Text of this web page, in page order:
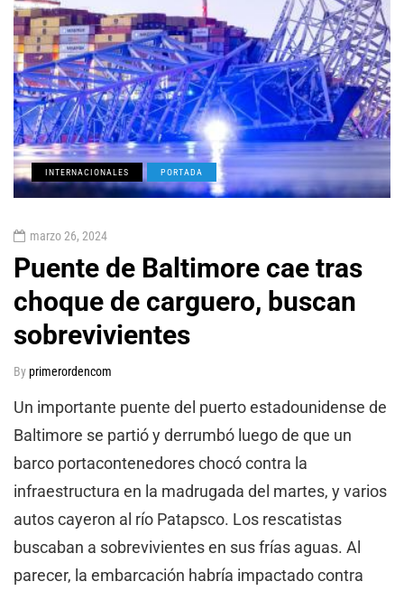
INTERNACIONALES PORTADA
marzo 26, 2024
Puente de Baltimore cae tras
choque de carguero, buscan
sobrevivientes
Byprimerordencom
Un importante puente del puerto estadounidense de
Baltimore se partió y derrumbó luego de que un
barco portacontenedores chocó contra la
infraestructura en la madrugada del martes, y varios
autos cayeron al río Patapsco. Los rescatistas
buscaban a sobrevivientes en sus frías aguas. Al
parecer, la embarcación habría impactado contra